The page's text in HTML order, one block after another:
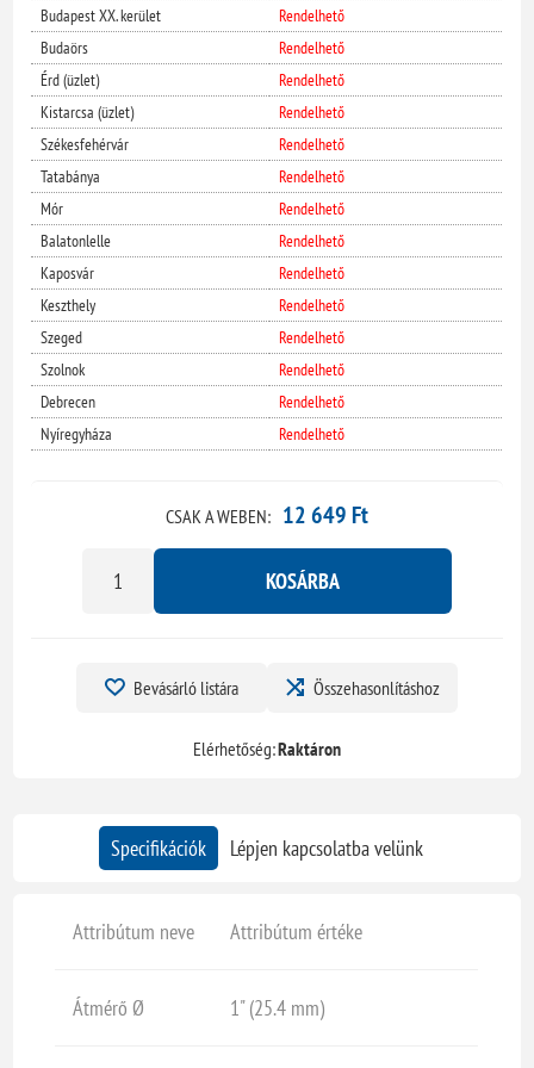
Budapest XX. kerület
Rendelhető
Budaörs
Rendelhető
Érd (üzlet)
Rendelhető
Kistarcsa (üzlet)
Rendelhető
Székesfehérvár
Rendelhető
Tatabánya
Rendelhető
Mór
Rendelhető
Balatonlelle
Rendelhető
Kaposvár
Rendelhető
Keszthely
Rendelhető
Szeged
Rendelhető
Szolnok
Rendelhető
Debrecen
Rendelhető
Nyíregyháza
Rendelhető
CSAK A WEBEN: 12 649 Ft
KOSÁRBA
Bevásárló listára Összehasonlításhoz
Elérhetőség:Raktáron
Specifikációk Lépjen kapcsolatba velünk
Attribútum neve Attribútum értéke
Átmérő Ø 1" (25.4 mm)